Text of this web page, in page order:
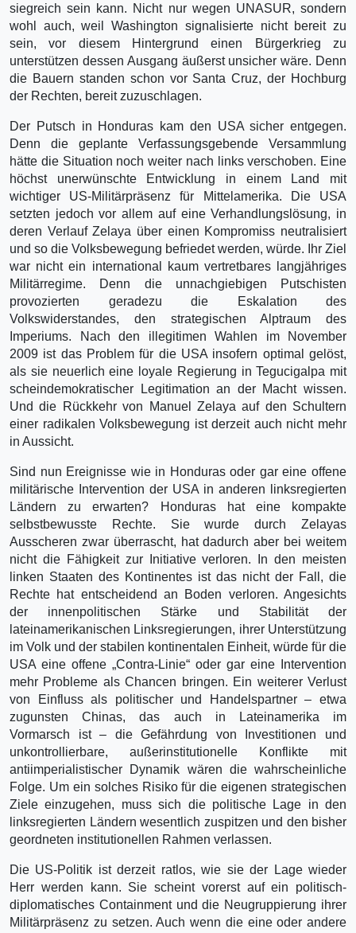
siegreich sein kann. Nicht nur wegen UNASUR, sondern
wohl auch, weil Washington signalisierte nicht bereit zu
sein, vor diesem Hintergrund einen Bürgerkrieg zu
unterstützen dessen Ausgang äußerst unsicher wäre. Denn
die Bauern standen schon vor Santa Cruz, der Hochburg
der Rechten, bereit zuzuschlagen.
Der Putsch in Honduras kam den USA sicher entgegen.
Denn die geplante Verfassungsgebende Versammlung
hätte die Situation noch weiter nach links verschoben. Eine
höchst unerwünschte Entwicklung in einem Land mit
wichtiger US-Militärpräsenz für Mittelamerika. Die USA
setzten jedoch vor allem auf eine Verhandlungslösung, in
deren Verlauf Zelaya über einen Kompromiss neutralisiert
und so die Volksbewegung befriedet werden, würde. Ihr Ziel
war nicht ein international kaum vertretbares langjähriges
Militärregime. Denn die unnachgiebigen Putschisten
provozierten geradezu die Eskalation des
Volkswiderstandes, den strategischen Alptraum des
Imperiums. Nach den illegitimen Wahlen im November
2009 ist das Problem für die USA insofern optimal gelöst,
als sie neuerlich eine loyale Regierung in Tegucigalpa mit
scheindemokratischer Legitimation an der Macht wissen.
Und die Rückkehr von Manuel Zelaya auf den Schultern
einer radikalen Volksbewegung ist derzeit auch nicht mehr
in Aussicht.
Sind nun Ereignisse wie in Honduras oder gar eine offene
militärische Intervention der USA in anderen linksregierten
Ländern zu erwarten? Honduras hat eine kompakte
selbstbewusste Rechte. Sie wurde durch Zelayas
Ausscheren zwar überrascht, hat dadurch aber bei weitem
nicht die Fähigkeit zur Initiative verloren. In den meisten
linken Staaten des Kontinentes ist das nicht der Fall, die
Rechte hat entscheidend an Boden verloren. Angesichts
der innenpolitischen Stärke und Stabilität der
lateinamerikanischen Linksregierungen, ihrer Unterstützung
im Volk und der stabilen kontinentalen Einheit, würde für die
USA eine offene „Contra-Linie“ oder gar eine Intervention
mehr Probleme als Chancen bringen. Ein weiterer Verlust
von Einfluss als politischer und Handelspartner – etwa
zugunsten Chinas, das auch in Lateinamerika im
Vormarsch ist – die Gefährdung von Investitionen und
unkontrollierbare, außerinstitutionelle Konflikte mit
antiimperialistischer Dynamik wären die wahrscheinliche
Folge. Um ein solches Risiko für die eigenen strategischen
Ziele einzugehen, muss sich die politische Lage in den
linksregierten Ländern wesentlich zuspitzen und den bisher
geordneten institutionellen Rahmen verlassen.
Die US-Politik ist derzeit ratlos, wie sie der Lage wieder
Herr werden kann. Sie scheint vorerst auf ein politisch-
diplomatisches Containment und die Neugruppierung ihrer
Militärpräsenz zu setzen. Auch wenn die eine oder andere